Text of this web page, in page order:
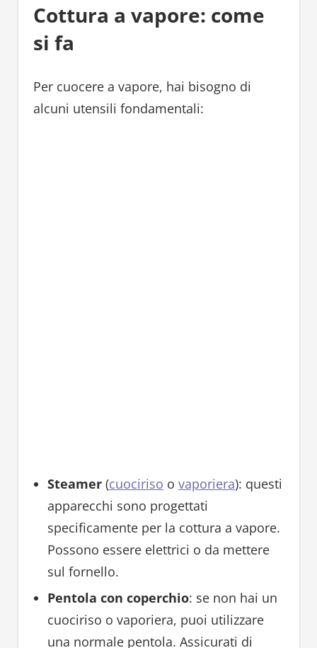
Cottura a vapore: come
si fa
Per cuocere a vapore, hai bisogno di
alcuni utensili fondamentali:
Steamer(cuociriso o vaporiera): questi
apparecchi sono progettati
specificamente per la cottura a vapore.
Possono essere elettrici o da mettere
sul fornello.
Pentola con coperchio: se non hai un
cuociriso o vaporiera, puoi utilizzare
una normale pentola. Assicurati di